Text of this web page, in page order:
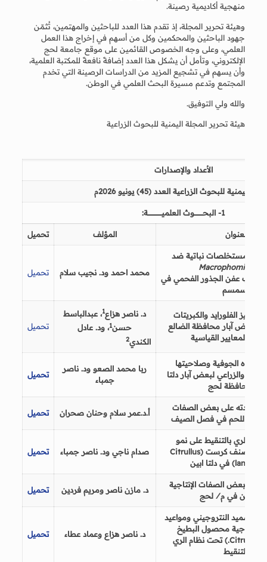
منهجية أكاديمية رصينة.
وهيئة تحرير المجلة، إذ تقدم هذا العدد للباحثين والمهتمين، تُثمّن
جهود الباحثين والمحكمين وكل من أسهم في إخراج هذا العمل
العلمي، وعلى وجه الخصوص القائمين على موقع جامعة لحج
الإلكتروني، وتأمل أن يشكل هذا العدد إضافةً نافعةً للمكتبة العلمية،
وأن يسهم في تشجيع المزيد من الدراسات الرصينة التي تخدم
المجتمع وتدعم مسيرة البحث العلمي في الوطن.
والله ولي التوفيق.
هيئة تحرير المجلة اليمنية للبحوث الزراعية
الأعداد والإصدارات
اليمنية للبحوث الزراعيةالعدد(
45
) يونيو 2026م
1- البحــــــــــــــوث العلميـــــــــــــــــــــــة:
العنوان المؤلف تحميل
لمستخلصات نباتية ضد
Macrophomina
عفن الجذور الفحمي في
السمسم
محمد احمد ود. نجيب سلام تحميل
تراكيز الفلورايد والكبريتات
في بعضآبار محافظة الضالع
بالمعايير القياسية
د. ناصر هزاع1، عبدالباسط
حسن1، ود. عادل
الكندي2
تحميل
المياه الجوفية وصلاحيتها
والزراعي لبعض آبار دلتا
تبن محافظة لحج
ربا محمد الصعوود. ناصر
جمباء
تحميل
ومدته على بعض الصفات
اللحم في فصل الصيف
أ.د.عمر سلام وحنان صحران تحميل
الري بالتنقيط على نمو
صنف كرست (Citrullus
lanatus في دلتا ابين
صدام ناجي ود. ناصر جمباء تحميل
على بعض الصفات الإنتاجية
اللبن في م⁄ لحج
د. مازن ناصر ومريم فردين تحميل
التسميد النتروجيني ومواعيد
إنتاجية محصول البطيخ
Citrullus) تحت نظام الري
بالتنقيط
د. ناصر هزاع وعماد عطاء تحميل